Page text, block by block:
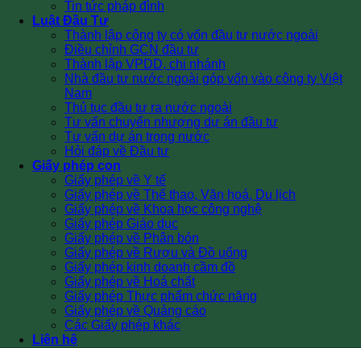
Tin tức pháp đình
Luật Đầu Tư
Thành lập công ty có vốn đầu tư nước ngoài
Điều chỉnh GCN đầu tư
Thành lập VPDD, chi nhánh
Nhà đầu tư nước ngoài góp vốn vào công ty Việt
Nam
Thủ tục đầu tư ra nước ngoài
Tư vấn chuyển nhượng dự án đầu tư
Tư vấn dự án trong nước
Hỏi đáp về Đầu tư
Giấy phép con
Giấy phép về Y tế
Giấy phép về Thể thao, Văn hoá, Du lịch
Giấy phép về Khoa học công nghệ
Giấy phép Giáo dục
Giấy phép về Phân bón
Giấy phép về Rượu và Đồ uống
Giấy phép kinh doanh cầm đồ
Giấy phép về Hoá chất
Giấy phép Thực phẩm chức năng
Giấy phép về Quảng cáo
Các Giấy phép khác
Liên hệ